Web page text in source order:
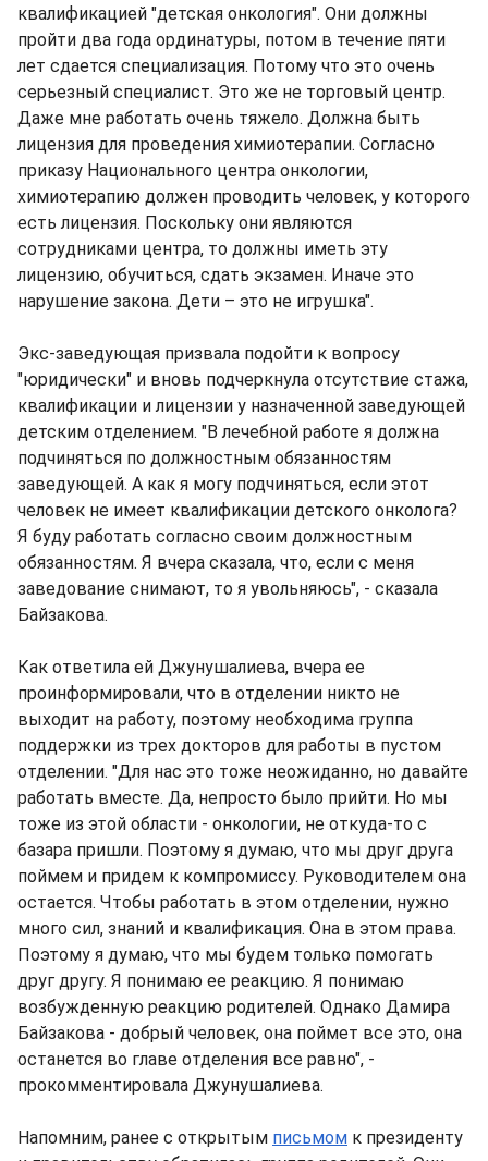
квалификацией "детская онкология". Они должны
пройти два года ординатуры, потом в течение пяти
лет сдается специализация. Потому что это очень
серьезный специалист. Это же не торговый центр.
Даже мне работать очень тяжело. Должна быть
лицензия для проведения химиотерапии. Согласно
приказу Национального центра онкологии,
химиотерапию должен проводить человек, у которого
есть лицензия. Поскольку они являются
сотрудниками центра, то должны иметь эту
лицензию, обучиться, сдать экзамен. Иначе это
нарушение закона. Дети – это не игрушка".
Экс-заведующая призвала подойти к вопросу
"юридически" и вновь подчеркнула отсутствие стажа,
квалификации и лицензии у назначенной заведующей
детским отделением. "В лечебной работе я должна
подчиняться по должностным обязанностям
заведующей. А как я могу подчиняться, если этот
человек не имеет квалификации детского онколога?
Я буду работать согласно своим должностным
обязанностям. Я вчера сказала, что, если с меня
заведование снимают, то я увольняюсь", - сказала
Байзакова.
Как ответила ей Джунушалиева, вчера ее
проинформировали, что в отделении никто не
выходит на работу, поэтому необходима группа
поддержки из трех докторов для работы в пустом
отделении. "Для нас это тоже неожиданно, но давайте
работать вместе. Да, непросто было прийти. Но мы
тоже из этой области - онкологии, не откуда-то с
базара пришли. Поэтому я думаю, что мы друг друга
поймем и придем к компромиссу. Руководителем она
остается. Чтобы работать в этом отделении, нужно
много сил, знаний и квалификация. Она в этом права.
Поэтому я думаю, что мы будем только помогать
друг другу. Я понимаю ее реакцию. Я понимаю
возбужденную реакцию родителей. Однако Дамира
Байзакова - добрый человек, она поймет все это, она
останется во главе отделения все равно", -
прокомментировала Джунушалиева.
Напомним, ранее с открытым письмом к президенту